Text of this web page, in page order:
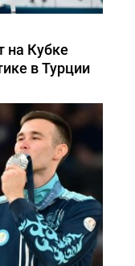
на Кубке
в Турции